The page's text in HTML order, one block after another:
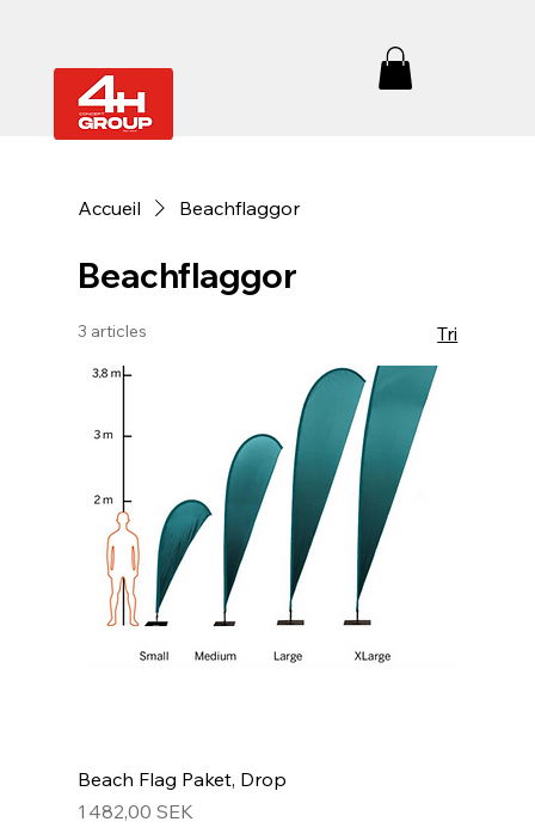
Accueil Beachflaggor
Beachflaggor
3 articles Tri
Beach Flag Paket, Drop
Prix
1 482,00 SEK